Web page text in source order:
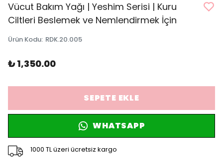
Vücut Bakım Yağı | Yeshim Serisi | Kuru
Ciltleri Beslemek ve Nemlendirmek İçin
Ürün Kodu: RDK.20.005
₺ 1,350.00
SEPETE EKLE
WHATSAPP
1000 TL üzeri ücretsiz kargo